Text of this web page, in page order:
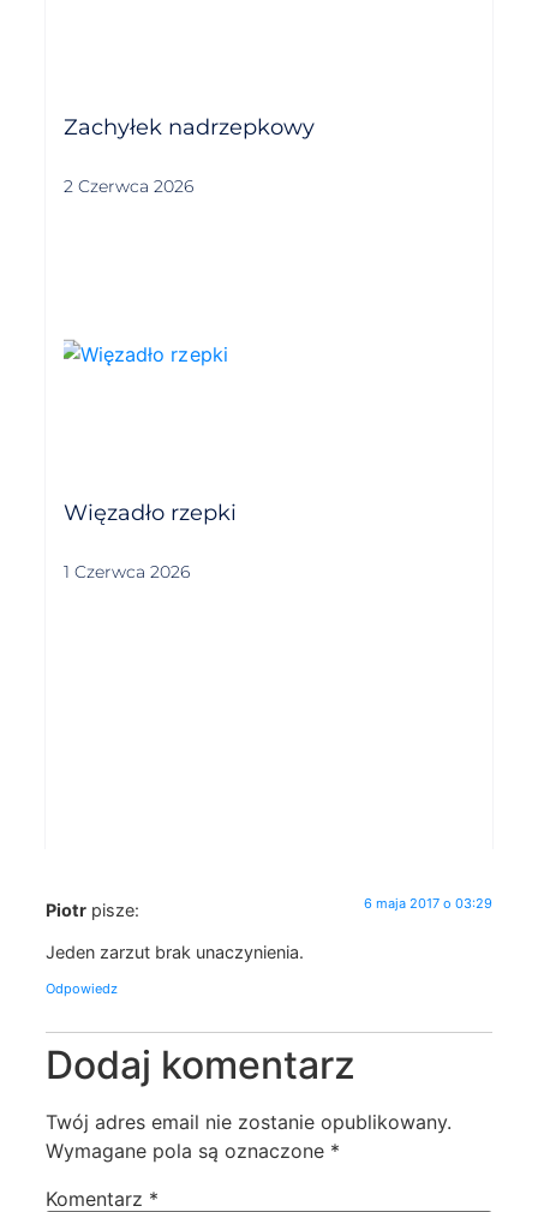
Zachyłek nadrzepkowy
2 Czerwca 2026
Więzadło rzepki
1 Czerwca 2026
Piotr pisze: 6 maja 2017 o 03:29
Jeden zarzut brak unaczynienia.
Odpowiedz
Dodaj komentarz
Twój adres email nie zostanie opublikowany.
Wymagane pola są oznaczone *
Komentarz *